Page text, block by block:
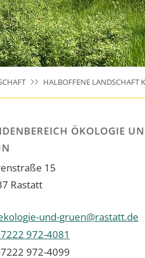
HALBOFFENE LANDSCHAFT
ÖKOLOGIE
15
Rastatt
und-gruen@rastatt.de
972-4081
972-4099